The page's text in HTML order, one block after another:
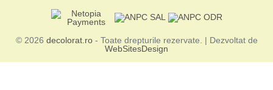
© 2026 decolorat.ro- Toate drepturile rezervate. | Dezvoltat de
WebSitesDesign